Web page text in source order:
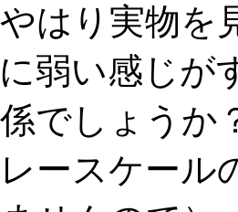
はり実物を
弱い感じが
でしょうか
レースケー